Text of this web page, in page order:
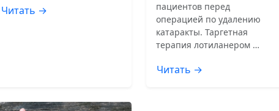
Читать →
пациентов перед
операцией по удалению
катаракты. Таргетная
терапия лотиланером …
Читать →